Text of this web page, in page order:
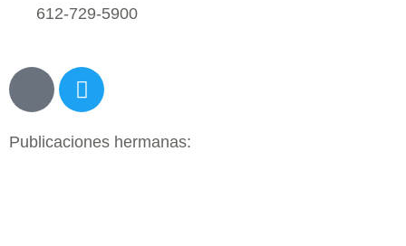
612-729-5900
Publicaciones hermanas: